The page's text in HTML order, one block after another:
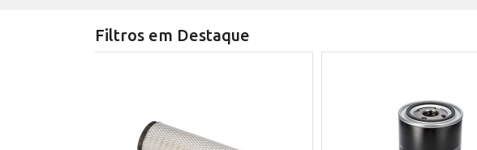
Filtros em Destaque